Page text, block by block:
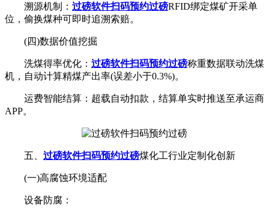
溯源机制： 过磅软件扫码预约过磅RFID绑定煤矿开采单
位，偷换煤种可即时追溯索赔。
(四)数据价值挖掘
洗煤得率优化： 过磅软件扫码预约过磅称重数据联动洗煤
机，自动计算精煤产出率(误差小于0.3%)。
运费智能结算：超载自动扣款，结算单实时推送至承运商
APP。
五、 过磅软件扫码预约过磅煤化工行业定制化创新
(一)高腐蚀环境适配
设备防腐：